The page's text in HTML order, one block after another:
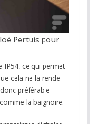
Pertuis pour
IP54, ce qui permet
cela ne la rende
préférable
la baignoire.